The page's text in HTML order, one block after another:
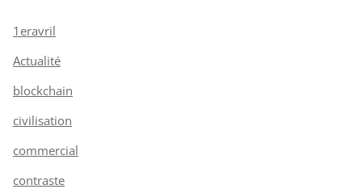
1eravril
Actualité
blockchain
civilisation
commercial
contraste